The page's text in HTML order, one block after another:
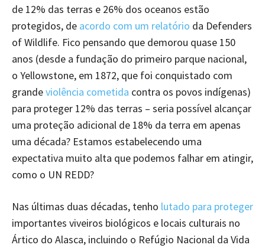
de 12% das terras e 26% dos oceanos estão
protegidos, de acordo com um relatório da Defenders
of Wildlife. Fico pensando que demorou quase 150
anos (desde a fundação do primeiro parque nacional,
o Yellowstone, em 1872, que foi conquistado com
grandeviolência cometida contra os povos indígenas)
para proteger 12% das terras – seria possível alcançar
uma proteção adicional de 18% da terra em apenas
uma década? Estamos estabelecendo uma
expectativa muito alta que podemos falhar em atingir,
como o UN REDD?
Nas últimas duas décadas, tenho lutado para proteger
importantes viveiros biológicos e locais culturais no
Ártico do Alasca, incluindo o Refúgio Nacional da Vida